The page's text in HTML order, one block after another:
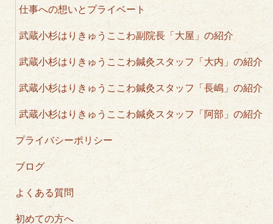
仕事への想いとプライベート
武蔵小杉はりきゅうここわ副院長「大屋」の紹介
武蔵小杉はりきゅうここわ鍼灸スタッフ「大内」の紹介
武蔵小杉はりきゅうここわ鍼灸スタッフ「長嶋」の紹介
武蔵小杉はりきゅうここわ鍼灸スタッフ「阿部」の紹介
プライバシーポリシー
ブログ
よくある質問
初めての方へ